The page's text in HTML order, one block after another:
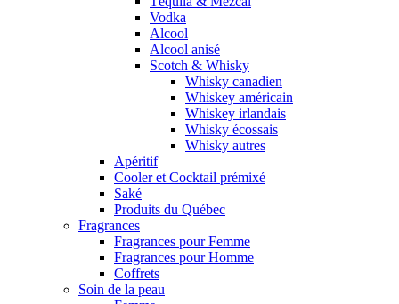
Vodka
Alcool
Alcool anisé
Scotch & Whisky
Whisky canadien
Whiskey américain
Whiskey irlandais
Whisky écossais
Whisky autres
Apéritif
Cooler et Cocktail prémixé
Saké
Produits du Québec
Fragrances
Fragrances pour Femme
Fragrances pour Homme
Coffrets
Soin de la peau